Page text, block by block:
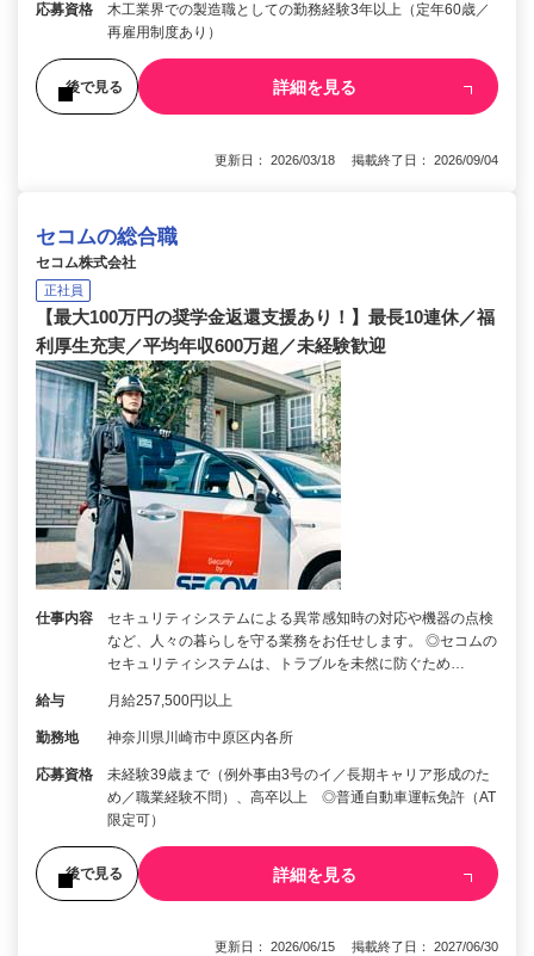
応募資格
木工業界での製造職としての勤務経験3年以上（定年60歳／
再雇用制度あり）
後で見る 詳細を見る
更新日： 2026/03/18 掲載終了日： 2026/09/04
セコムの総合職
セコム株式会社
正社員
【最大100万円の奨学金返還支援あり！】最長10連休／福
利厚生充実／平均年収600万超／未経験歓迎
仕事内容
セキュリティシステムによる異常感知時の対応や機器の点検
など、人々の暮らしを守る業務をお任せします。 ◎セコムの
セキュリティシステムは、トラブルを未然に防ぐため…
給与 月給257,500円以上
勤務地 神奈川県川崎市中原区内各所
応募資格
未経験39歳まで（例外事由3号のイ／長期キャリア形成のた
め／職業経験不問）、高卒以上 ◎普通自動車運転免許（AT
限定可）
後で見る 詳細を見る
更新日： 2026/06/15 掲載終了日： 2027/06/30